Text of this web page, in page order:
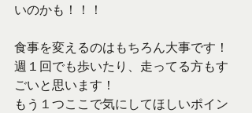
いのかも！！！
食事を変えるのはもちろん大事です！
週１回でも歩いたり、走ってる方もす
ごいと思います！
もう１つここで気にしてほしいポイン